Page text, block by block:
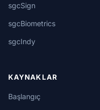
sgcSign
sgcBiometrics
sgcIndy
KAYNAKLAR
Başlangıç